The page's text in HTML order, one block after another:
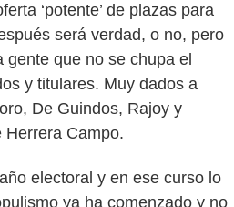
‘potente’ de plazas para
será verdad, o no, pero
que no se chupa el
y titulares. Muy dados a
De Guindos, Rajoy y
Herrera Campo.
electoral y en ese curso lo
ya ha comenzado y no